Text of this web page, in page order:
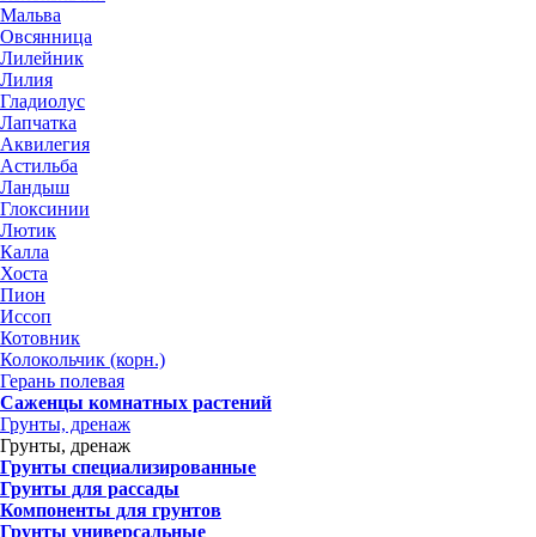
Мальва
Овсянница
Лилейник
Лилия
Гладиолус
Лапчатка
Аквилегия
Астильба
Ландыш
Глоксинии
Лютик
Калла
Хоста
Пион
Иссоп
Котовник
Колокольчик (корн.)
Герань полевая
Саженцы комнатных растений
Грунты, дренаж
Грунты, дренаж
Грунты специализированные
Грунты для рассады
Компоненты для грунтов
Грунты универсальные